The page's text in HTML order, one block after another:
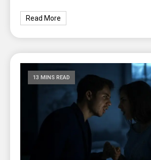
Read More
13 MINS READ